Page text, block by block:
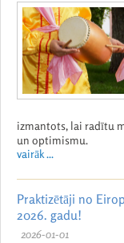
izmantots, lai radītu
un optimismu.
vairāk ...
Praktizētāji no
2026. gadu!
2026-01-01